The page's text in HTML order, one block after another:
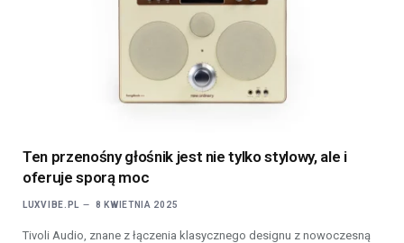
Ten przenośny głośnik jest nie tylko stylowy, ale i
oferuje sporą moc
LUXVIBE.PL 8 KWIETNIA 2025
Tivoli Audio, znane z łączenia klasycznego designu z nowoczesną